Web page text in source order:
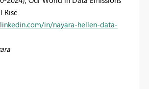
Rise
linkedin.com/in/nayara-hellen-data-